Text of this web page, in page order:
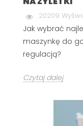
20209
Jak wybrać
maszynkę do
regulacją?
Czytaj dalej